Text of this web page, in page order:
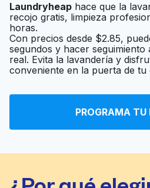
Express Laundromat
Clean Smart
Laundromat
Coney West
Laundryheap hace que la
recojo gratis, limpieza
horas.
Con precios desde $2.85,
segundos y hacer seguimiento
real. Evita la lavandería y
conveniente en la puerta de tu
PROGRAMA TU